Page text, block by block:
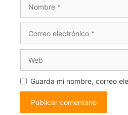
electrónico
Guarda mi nombre, correo